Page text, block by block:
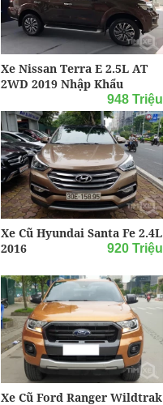
Xe Nissan Terra E 2.5L AT
2WD 2019 Nhập Khẩu
948 Triệu
Xe Cũ Hyundai Santa Fe 2.4L
2016
920 Triệu
Xe Cũ Ford Ranger Wildtrak